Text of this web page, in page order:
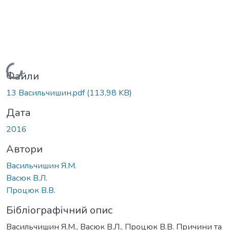
Вантажиться...
Файли
13 Васильчишин.pdf(113,98 KB)
Дата
2016
Автори
Васильчишин Я.М.
Васюк В.Л.
Процюк В.В.
Бібліографічний опис
Васильчишин Я.М., Васюк В.Л., Процюк В.В. Причини та